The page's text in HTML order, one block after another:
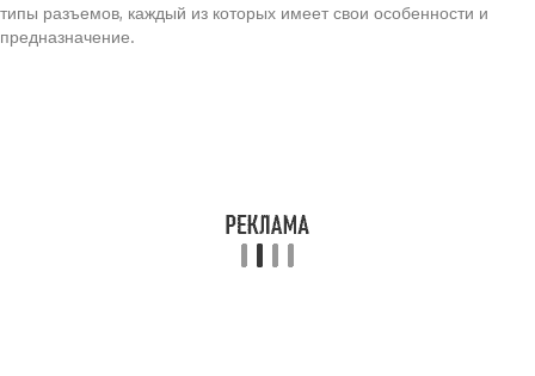
типы разъемов, каждый из которых имеет свои особенности и
предназначение.